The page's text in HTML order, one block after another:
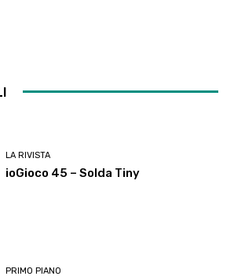
LA RIVISTA
ioGioco 45 – Solda Tiny
PRIMO PIANO